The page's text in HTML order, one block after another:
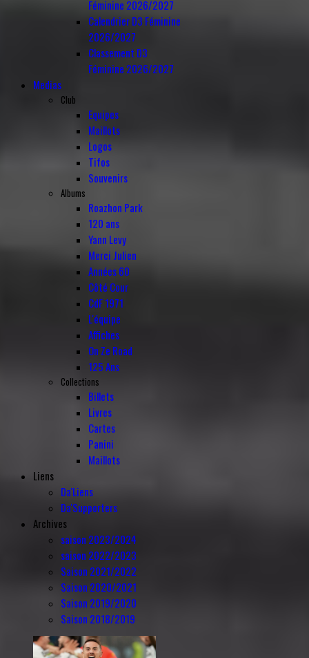
Féminine 2026/2027
Calendrier D3 Féminine
2026/2027
Classement D3
Féminine 2026/2027
Medias
Club
Equipes
Maillots
Logos
Tifos
Souvenirs
Albums
Roazhon Park
120 ans
Yann Levy
Merci Julien
Années 60
Côté Cour
CdF 1971
L'équipe
Affiches
On Ze Road
125 Ans
Collections
Billets
Livres
Cartes
Panini
Maillots
Liens
Da'Liens
Da'Supporters
Archives
saison 2023/2024
saison 2022/2023
Saison 2021/2022
Saison 2020/2021
Saison 2019/2020
Saison 2018/2019